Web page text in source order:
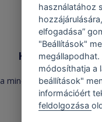
Kiemelkedő
minőség
a minőség megegyezik az
eredetivel
használatához
elfogadása”
"Beállítások"
módosíthatja a
beállítások"
információért
feldolgozása